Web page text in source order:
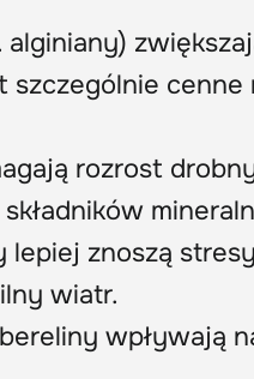
cenne
rozrost
znoszą stresy
wiatr.
wpływają